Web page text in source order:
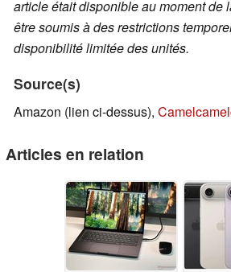
article était disponible au moment de
être soumis à des restrictions
disponibilité limitée des unités.
Source(s)
Amazon (lien ci-dessus),
Articles en relation